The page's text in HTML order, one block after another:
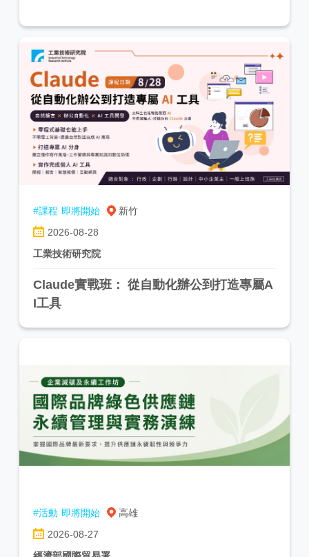
#課程 即將開始
新竹
2026-08-28
工業技術研究院
Claude實戰班： 從自動化辦公到打造專屬A
I工具
#活動 即將開始
高雄
2026-08-27